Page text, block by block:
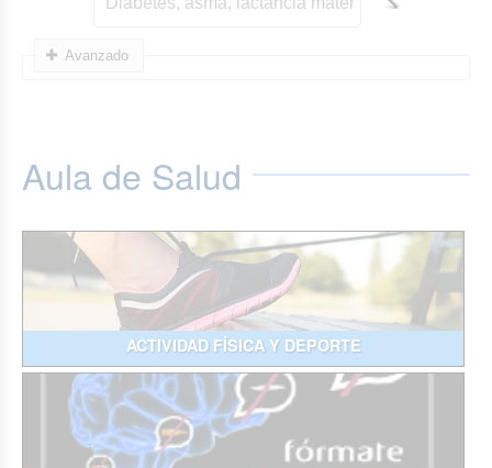
Avanzado
Aula de Salud
ACTIVIDAD FÍSICA Y DEPORTE